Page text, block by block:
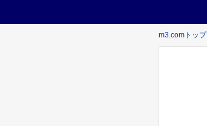
m3.comトップ